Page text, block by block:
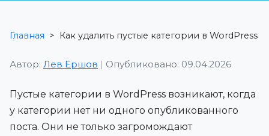
Главная > Как удалить пустые категории в WordPress
Автор: Лев Ершов | Опубликовано: 09.04.2026
Пустые категории в WordPress возникают, когда
у категории нет ни одного опубликованного
поста. Они не только загромождают